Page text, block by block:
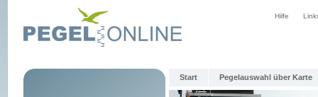
Hilfe
Start Pegelauswahl über Karte